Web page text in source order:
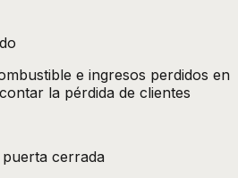
e ingresos perdidos en
la pérdida de clientes
cerrada